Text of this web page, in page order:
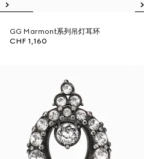
GG Marmont系列吊灯耳环
CHF 1,160